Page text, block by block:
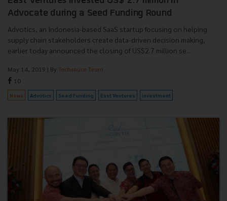
Advocate during a Seed Funding Round
Advotics, an Indonesia-based SaaS startup focusing on helping
supply chain stakeholders create data-driven decision making,
earlier today announced the closing of US$2.7 million se...
May 14, 2019 | By Techsauce Team
10
News Advotics Seed Funding East Ventures investment